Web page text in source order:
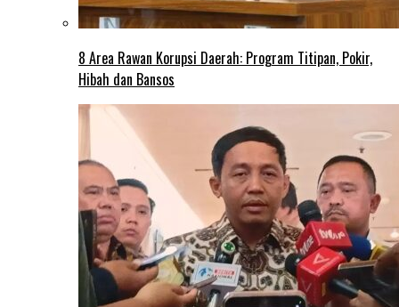
8 Area Rawan Korupsi Daerah: Program Titipan, Pokir,
Hibah dan Bansos